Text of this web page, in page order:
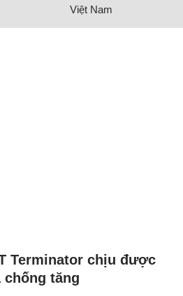
Việt Nam
Terminator chịu được
tăng